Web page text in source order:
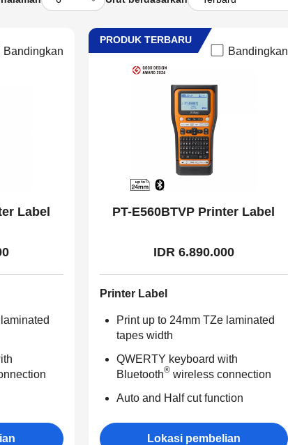
Bandingkan
Label
PRODUK TERBARU
Bandingkan
PT-E560BTVP Printer Label
IDR 6.890.000
Printer Label
Print up to 24mm TZe laminated
tapes width
QWERTY keyboard with
Bluetooth®wireless connection
Auto and Half cut function
Lokasi pembelian